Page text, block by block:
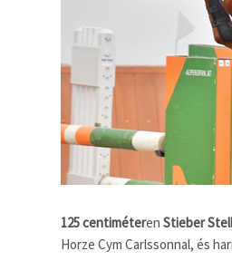
125 centiméteren Stieber
Horze Cym Carlssonnal, és